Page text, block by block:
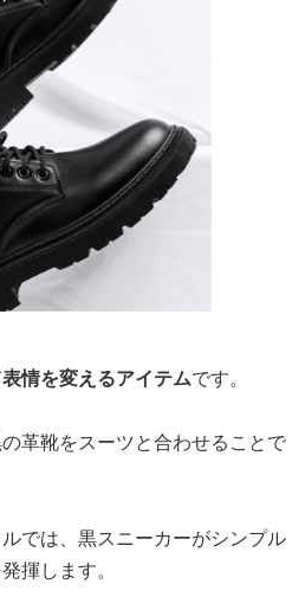
情を変えるアイテムです。
革靴をスーツと合わせることで
では、黒スニーカーがシンプル
揮します。